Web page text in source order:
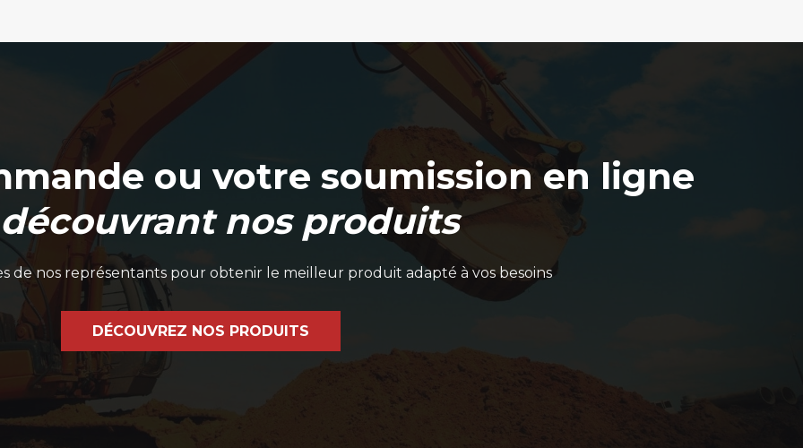
ou votre soumission en ligne
nos produits
de nos représentants pour obtenir le meilleur produit adapté à vos besoins
DÉCOUVREZ NOS PRODUITS